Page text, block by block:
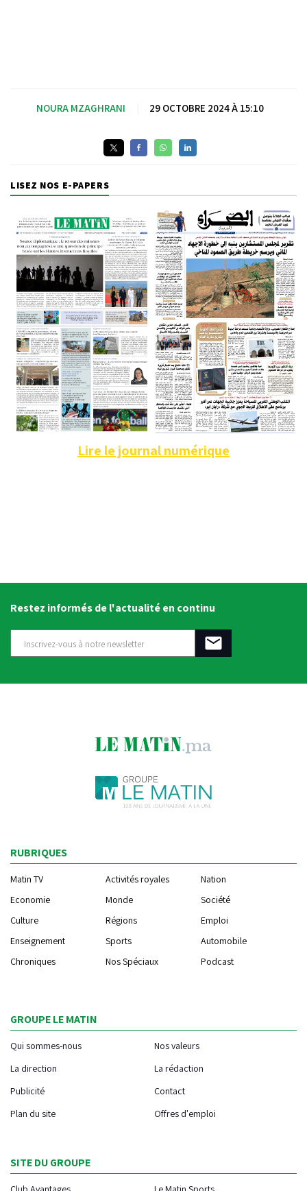
NOURA MZAGHRANI 29 OCTOBRE 2024 À 15:10
LISEZ NOS E-PAPERS
Lire le journal numérique
Restez informés de l'actualité en continu
RUBRIQUES
Matin TV Activités royales
Nation
Economie
Monde
Société
Culture
Régions
Emploi
Enseignement
Sports
Automobile
Chroniques
Nos Spéciaux Podcast
GROUPE LE MATIN
Qui sommes-nous
Nos valeurs
La direction
La rédaction
Publicité
Contact
Plan du site
Offres d'emploi
SITE DU GROUPE